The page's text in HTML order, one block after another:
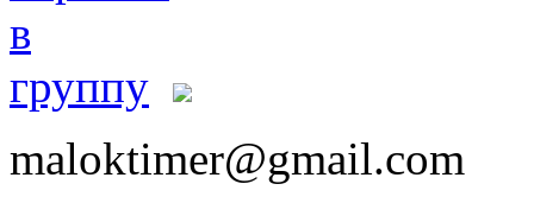
maloktimer@gmail.com